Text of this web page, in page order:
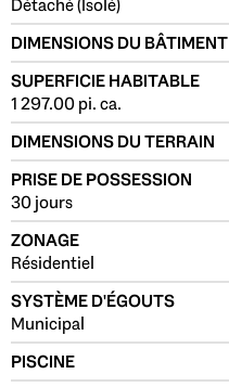
Détaché (Isolé)
DIMENSIONS DU BÂTIMENT
SUPERFICIE HABITABLE
1 297.00 pi. ca.
DIMENSIONS DU TERRAIN
PRISE DE POSSESSION
30 jours
ZONAGE
Résidentiel
SYSTÈME D'ÉGOUTS
Municipal
PISCINE